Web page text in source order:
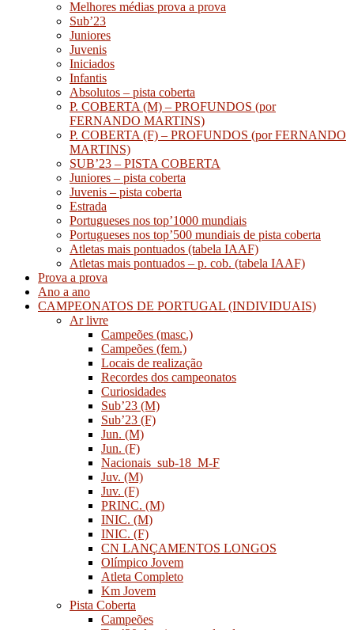
Melhores médias prova a prova
Sub’23
Juniores
Juvenis
Iniciados
Infantis
Absolutos – pista coberta
P. COBERTA (M) – PROFUNDOS (por
FERNANDO MARTINS)
P. COBERTA (F) – PROFUNDOS (por FERNANDO
MARTINS)
SUB’23 – PISTA COBERTA
Juniores – pista coberta
Juvenis – pista coberta
Estrada
Portugueses nos top’1000 mundiais
Portugueses nos top’500 mundiais de pista coberta
Atletas mais pontuados (tabela IAAF)
Atletas mais pontuados – p. cob. (tabela IAAF)
Prova a prova
Ano a ano
CAMPEONATOS DE PORTUGAL (INDIVIDUAIS)
Ar livre
Campeões (masc.)
Campeões (fem.)
Locais de realização
Recordes dos campeonatos
Curiosidades
Sub’23 (M)
Sub’23 (F)
Jun. (M)
Jun. (F)
Nacionais_sub-18_M-F
Juv. (M)
Juv. (F)
PRINC. (M)
INIC. (M)
INIC. (F)
CN LANÇAMENTOS LONGOS
Olímpico Jovem
Atleta Completo
Km Jovem
Pista Coberta
Campeões